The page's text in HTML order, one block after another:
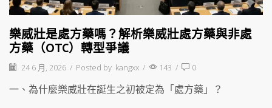
樂威壯是處方藥嗎？解析樂威壯處方藥與非處
方藥（OTC）轉型爭議
24 6 月, 2026 / Posted by kangxx / 143 / 0
一、為什麼樂威壯在誕生之初被定為「處方藥」？